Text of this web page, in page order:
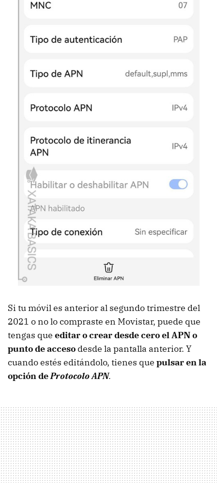
Si tu móvil es anterior al segundo trimestre del
2021 o no lo compraste en Movistar, puede que
tengas que editar o crear desde cero el APN o
punto de acceso desde la pantalla anterior. Y
cuando estés editándolo, tienes que pulsar en la
opción deProtocolo APN.